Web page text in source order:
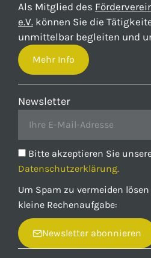
Als Mitglied des
e.V. können Sie die
unmittelbar begleiten und
Mehr Info
Newsletter
Bitte akzeptieren Sie
Datenschutzerklärung.
Um Spam zu vermeiden
kleine Rechenaufgabe:
Newsletter abonnieren